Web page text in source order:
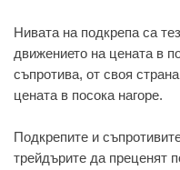
Нивата на подкрепа са
движението на цената в
съпротива, от своя
цената в посока нагоре.
Подкрепите и
трейдърите да преценят